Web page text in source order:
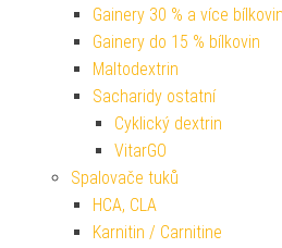
Gainery 30 % a více bílkovin
Gainery do 15 % bílkovin
Maltodextrin
Sacharidy ostatní
Cyklický dextrin
VitarGO
Spalovače tuků
HCA, CLA
Karnitin / Carnitine